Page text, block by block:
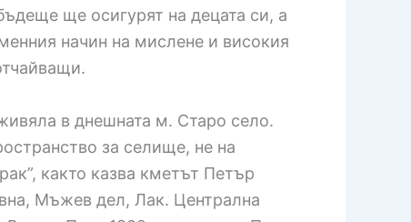
ще осигурят на децата си, а
начин на мислене и високия
в днешната м. Старо село.
за селище, не на
както казва кметът Петър
Мъжев дел, Лак. Централна